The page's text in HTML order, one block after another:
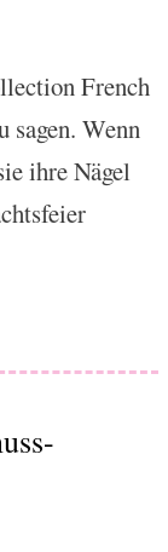
French
Wenn
ihre Nägel